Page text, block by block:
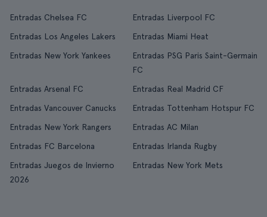
Entradas Chelsea FC
Entradas Liverpool FC
Entradas Los Angeles Lakers
Entradas Miami Heat
Entradas New York Yankees
Entradas PSG Paris Saint-Germain
FC
Entradas Arsenal FC
Entradas Real Madrid CF
Entradas Vancouver Canucks
Entradas Tottenham Hotspur FC
Entradas New York Rangers
Entradas AC Milan
Entradas FC Barcelona
Entradas Irlanda Rugby
Entradas Juegos de Invierno
2026
Entradas New York Mets